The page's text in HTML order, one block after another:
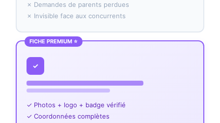
✗ Demandes de parents perdues
✗ Invisible face aux concurrents
FICHE PREMIUM ⭐
✓
✓ Photos + logo + badge vérifié
✓ Coordonnées complètes